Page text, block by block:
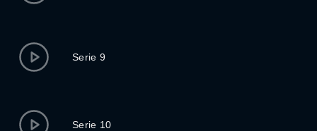
Serie 9
Serie 10